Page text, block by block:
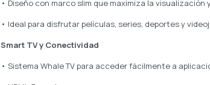
• Diseño con marco slim que maximiza la
• Ideal para disfrutar películas, series, deportes y
Smart TV y Conectividad
• Sistema Whale TV para acceder fácilmente a